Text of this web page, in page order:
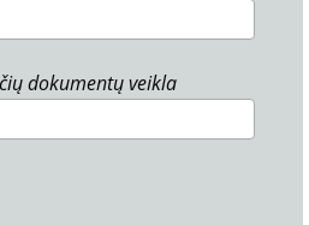
dokumentų veikla